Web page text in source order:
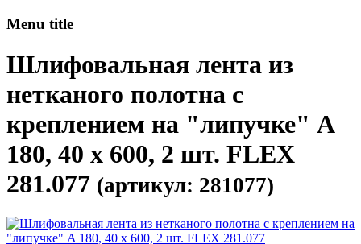
Menu title
Шлифовальная лента из
нетканого полотна с
креплением на "липучке" A
180, 40 x 600, 2 шт. FLEX
281.077 (артикул: 281077)